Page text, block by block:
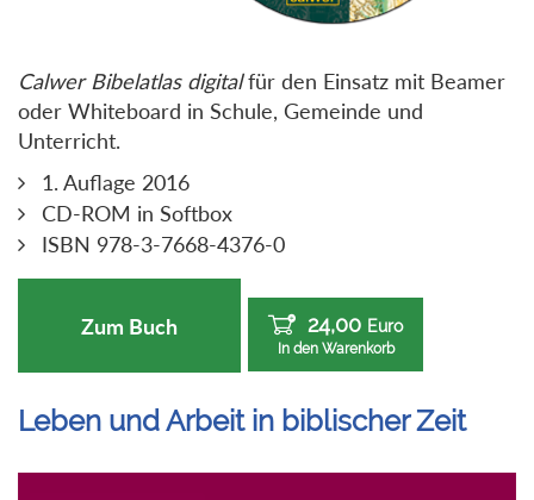
Calwer Bibelatlas digitalfür den Einsatz mit Beamer
oder Whiteboard in Schule, Gemeinde und
Unterricht.
1. Auflage 2016
CD-ROM in Softbox
ISBN 978-3-7668-4376-0
Zum Buch 24,00 Euro
In den Warenkorb
Leben und Arbeit in biblischer Zeit